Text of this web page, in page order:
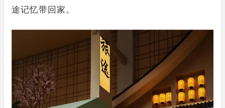
途记忆带回家。